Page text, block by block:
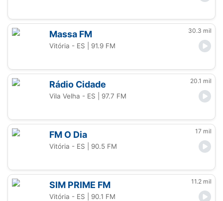
Massa FM 30.3 mil
Vitória - ES | 91.9 FM
Rádio Cidade 20.1 mil
Vila Velha - ES | 97.7 FM
FM O Dia 17 mil
Vitória - ES | 90.5 FM
SIM PRIME FM 11.2 mil
Vitória - ES | 90.1 FM